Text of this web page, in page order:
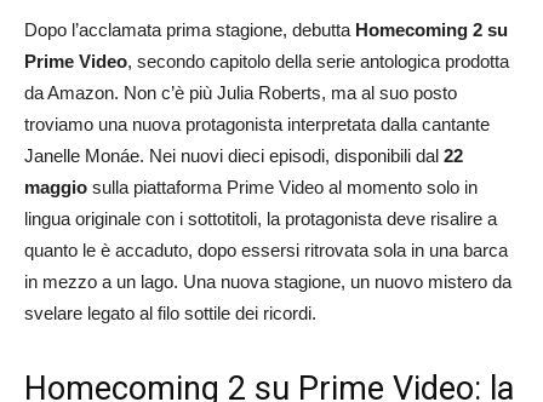
Dopo l’acclamata prima stagione, debutta Homecoming 2 su
Prime Video, secondo capitolo della serie antologica prodotta
da Amazon. Non c’è più Julia Roberts, ma al suo posto
troviamo una nuova protagonista interpretata dalla cantante
Janelle Monáe. Nei nuovi dieci episodi, disponibili dal 22
maggio sulla piattaforma Prime Video al momento solo in
lingua originale con i sottotitoli, la protagonista deve risalire a
quanto le è accaduto, dopo essersi ritrovata sola in una barca
in mezzo a un lago. Una nuova stagione, un nuovo mistero da
svelare legato al filo sottile dei ricordi.
Homecoming 2 su Prime Video: la